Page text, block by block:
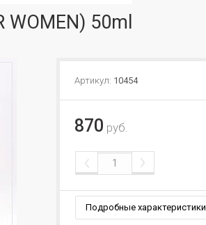
WOMEN) 50ml
Артикул: 10454
870 руб.
Подробные характеристики